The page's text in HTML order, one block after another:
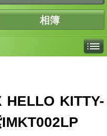
相簿
HELLO KITTY-